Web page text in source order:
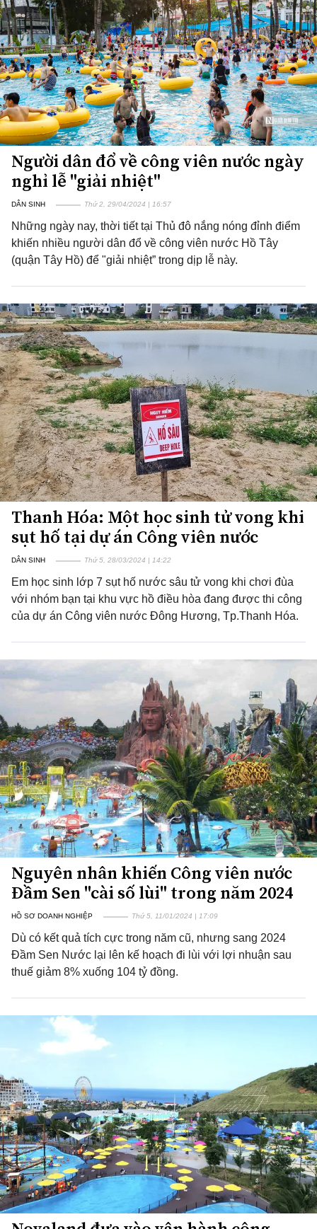
Người dân đổ về công viên nước ngày
nghỉ lễ "giải nhiệt"
DÂN SINH Thứ 2, 29/04/2024 | 16:57
Những ngày nay, thời tiết tại Thủ đô nắng nóng đỉnh điểm
khiến nhiều người dân đổ về công viên nước Hồ Tây
(quận Tây Hồ) để "giải nhiệt” trong dịp lễ này.
Thanh Hóa: Một học sinh tử vong khi
sụt hố tại dự án Công viên nước
DÂN SINH Thứ 5, 28/03/2024 | 14:22
Em học sinh lớp 7 sụt hố nước sâu tử vong khi chơi đùa
với nhóm bạn tại khu vực hồ điều hòa đang được thi công
của dự án Công viên nước Đông Hương, Tp.Thanh Hóa.
Nguyên nhân khiến Công viên nước
Đầm Sen "cài số lùi" trong năm 2024
HỒ SƠ DOANH NGHIỆP Thứ 5, 11/01/2024 | 17:09
Dù có kết quả tích cực trong năm cũ, nhưng sang 2024
Đầm Sen Nước lại lên kế hoạch đi lùi với lợi nhuận sau
thuế giảm 8% xuống 104 tỷ đồng.